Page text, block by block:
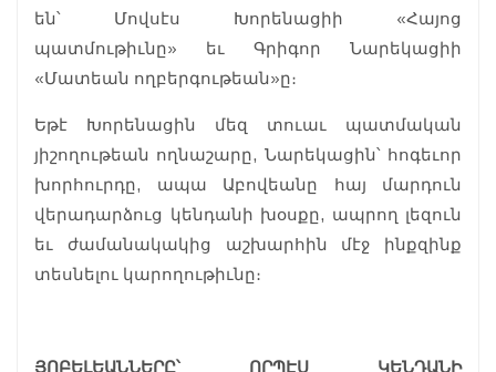
են՝ Մովսէս Խորենացիի «Հայոց
պատմութիւնը» եւ Գրիգոր Նարեկացիի
«Մատեան ողբերգութեան»ը։
Եթէ Խորենացին մեզ տուաւ պատմական
յիշողութեան ողնաշարը, Նարեկացին՝ հոգեւոր
խորհուրդը, ապա Աբովեանը հայ մարդուն
վերադարձուց կենդանի խօսքը, ապրող լեզուն
եւ ժամանակակից աշխարհին մէջ ինքզինք
տեսնելու կարողութիւնը։
ՅՈԲԵԼԵԱՆՆԵՐԸ՝ ՈՐՊԷՍ ԿԵՆԴԱՆԻ